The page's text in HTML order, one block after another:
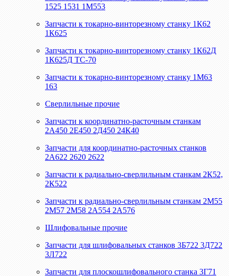
1525 1531 1М553
Запчасти к токарно-винторезному станку 1К62
1К625
Запчасти к токарно-винторезному станку 1К62Д
1К625Д ТС-70
Запчасти к токарно-винторезному станку 1М63
163
Сверлильные прочие
Запчасти к координатно-расточным станкам
2А450 2Е450 2Д450 24К40
Запчасти для координатно-расточных станков
2А622 2620 2622
Запчасти к радиально-сверлильным станкам 2К52,
2К522
Запчасти к радиально-сверлильным станкам 2М55
2М57 2М58 2А554 2А576
Шлифовальные прочие
Запчасти для шлифовальных станков 3Б722 3Д722
3Л722
Запчасти для плоскошлифовального станка 3Г71